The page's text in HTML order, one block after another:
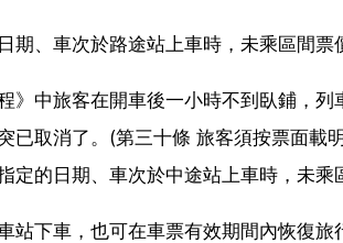
期、車次於路途站上車時，未乘區間票
》中旅客在開車後一小時不到臥鋪，
已取消了。(第三十條 旅客須按票面載
定的日期、車次於中途站上車時，未乘
站下車，也可在車票有效期間內恢復